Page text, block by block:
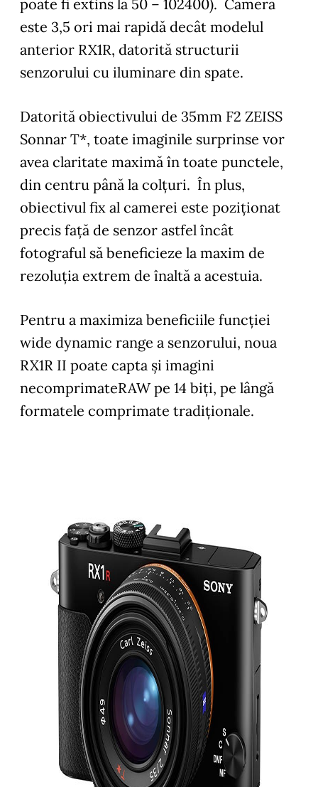
poate fi extins la 50 – 102400). Camera
este 3,5 ori mai rapidă decât modelul
anterior RX1R, datorită structurii
senzorului cu iluminare din spate.
Datorită obiectivului de 35mm F2 ZEISS
Sonnar T*, toate imaginile surprinse vor
avea claritate maximă în toate punctele,
din centru până la colțuri. În plus,
obiectivul fix al camerei este poziționat
precis față de senzor astfel încât
fotograful să beneficieze la maxim de
rezoluția extrem de înaltă a acestuia.
Pentru a maximiza beneficiile funcției
wide dynamic range a senzorului, noua
RX1R II poate capta și imagini
necomprimateRAW pe 14 biți, pe lângă
formatele comprimate tradiționale.